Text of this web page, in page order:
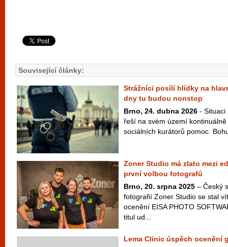
Související články:
Strážníci posílí hlídky na
dny tu budou nonstop
Brno, 24. dubna 2026 - Situaci
řeší na svém území
sociálních kurátorů pomoc.
Zoner Studio má zlato mezi
první volbou fotografů
Brno, 20. srpna 2025 – Český
fotografií Zoner Studio se stal
ocenění EISA PHOTO
titul ud...
Lema Clinic úspěch ocenění